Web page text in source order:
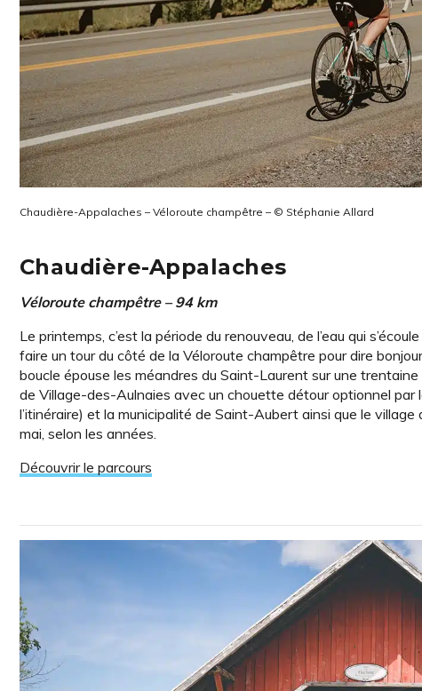
Chaudière-Appalaches – Véloroute champêtre – © Stéphanie Allard
Chaudière-Appalaches
Véloroute champêtre – 94 km
Le printemps, c’est la période du renouveau, de l’eau qui
faire un tour du côté de la Véloroute champêtre pour dire
boucle épouse les méandres du Saint-Laurent sur une
de Village-des-Aulnaies avec un chouette détour optionnel
l’itinéraire) et la municipalité de Saint-Aubert ainsi que le
mai, selon les années.
Découvrir le parcours